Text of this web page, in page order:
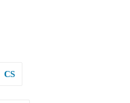
CS